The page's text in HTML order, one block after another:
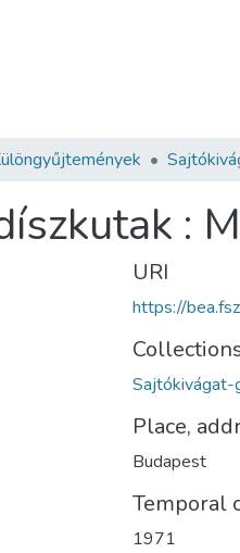
:
URI
https://
Place,
Budapest
Temporal
1971